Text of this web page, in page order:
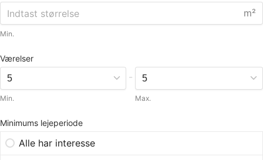
m²
Min.
Værelser
Min.
-
Max.
Minimums lejeperiode
Alle har interesse